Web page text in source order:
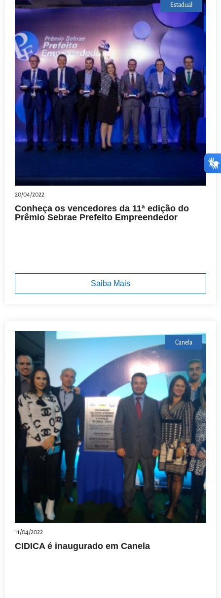
Estadual
20/04/2022
Conheça os vencedores da 11ª edição do
Prêmio Sebrae Prefeito Empreendedor
Saiba Mais
Canela
11/04/2022
CIDICA é inaugurado em Canela